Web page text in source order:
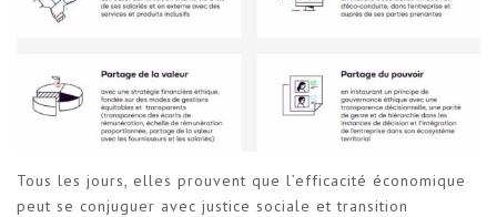
Tous les jours, elles prouvent que l’efficacité économique
peut se conjuguer avec justice sociale et transition